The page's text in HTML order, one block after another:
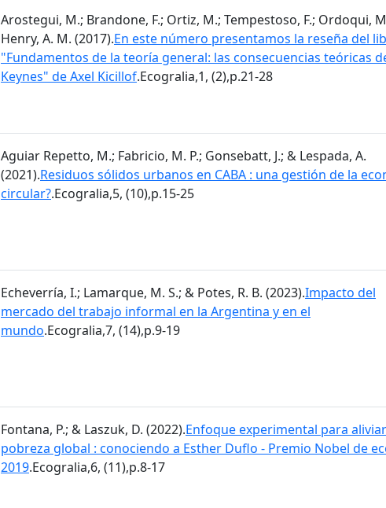
Arostegui, M.; Brandone, F.; Ortiz, M.; Tempestoso, F.; Ordoqui,
Henry, A. M. (2017).En este número presentamos la reseña del
"Fundamentos de la teoría general: las consecuencias teóricas
Keynes" de Axel Kicillof.Ecogralia,1, (2),p.21-28
Aguiar Repetto, M.; Fabricio, M. P.; Gonsebatt, J.; & Lespada, A.
(2021).Residuos sólidos urbanos en CABA : una gestión de la
circular?.Ecogralia,5, (10),p.15-25
Echeverría, I.; Lamarque, M. S.; & Potes, R. B. (2023).Impacto del
mercado del trabajo informal en la Argentina y en el
mundo.Ecogralia,7, (14),p.9-19
Fontana, P.; & Laszuk, D. (2022).Enfoque experimental para
pobreza global : conociendo a Esther Duflo - Premio Nobel de
2019.Ecogralia,6, (11),p.8-17